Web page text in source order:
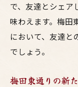
で、友達とシェア
味わえます。梅田
において、友達と
でしょう。
梅田東通りの新